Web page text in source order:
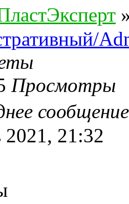
Просмотры
2021, 21:32